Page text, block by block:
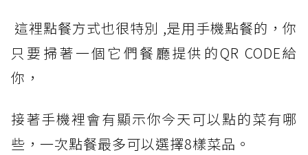
這裡點餐方式也很特別 ,是用手機點餐的，你
只要掃著一個它們餐廳提供的QR CODE給
你，
接著手機裡會有顯示你今天可以點的菜有哪
些，一次點餐最多可以選擇8樣菜品。